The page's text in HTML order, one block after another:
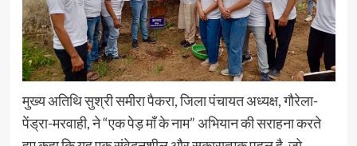
मुख्य अतिथि सुश्री समीरा पैकरा, जिला पंचायत अध्यक्ष, गौरेला-
पेंड्रा-मरवाही, ने “एक पेड़ माँ के नाम” अभियान की सराहना करते